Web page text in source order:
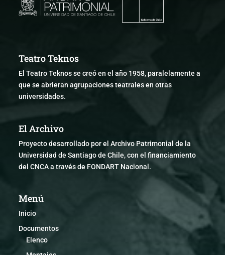
Teatro Teknos
El Teatro Teknos se creó en el año 1958, paralelamente a
que se abrieran agrupaciones teatrales en otras
universidades.
El Archivo
Proyecto desarrollado por el Archivo Patrimonial de la
Universidad de Santiago de Chile, con el financiamiento
del CNCA a través de FONDART Nacional.
Menú
Inicio
Documentos
Elenco